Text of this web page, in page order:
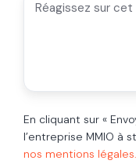
En cliquant sur «
l’entreprise MMIO à
nos mentions légales.